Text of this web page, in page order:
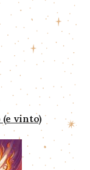
(e vinto)